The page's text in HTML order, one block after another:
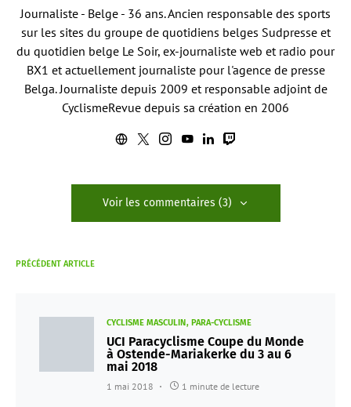
Journaliste - Belge - 36 ans. Ancien responsable des sports
sur les sites du groupe de quotidiens belges Sudpresse et
du quotidien belge Le Soir, ex-journaliste web et radio pour
BX1 et actuellement journaliste pour l'agence de presse
Belga. Journaliste depuis 2009 et responsable adjoint de
CyclismeRevue depuis sa création en 2006
Voir les commentaires (3)
PRÉCÉDENT ARTICLE
CYCLISME MASCULIN PARA-CYCLISME
UCI Paracyclisme Coupe du Monde
à Ostende-Mariakerke du 3 au 6
mai 2018
1 mai 2018 1 minute de lecture